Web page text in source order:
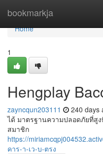
bookmarkja
Home
Home
1
Hengplay
zayncqun203111 240 days
ได้ มาตรฐานความปลอดภัยที่สูง
สมาชิก
https://
คาร-า-เว-บ-ตรง